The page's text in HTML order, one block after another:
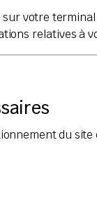
votre
relatives à
du